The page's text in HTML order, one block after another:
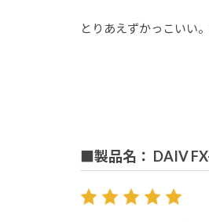
とりあえずかっこいい
■製品名： DAIV